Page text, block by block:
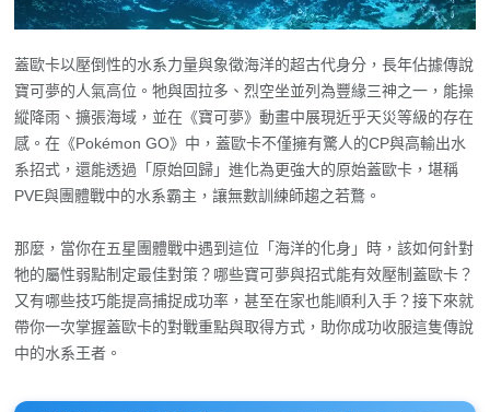
蓋歐卡以壓倒性的水系力量與象徵海洋的超古代身分，長年佔據傳說
寶可夢的人氣高位。牠與固拉多、烈空坐並列為豐緣三神之一，能操
縱降雨、擴張海域，並在《寶可夢》動畫中展現近乎天災等級的存在
感。在《Pokémon GO》中，蓋歐卡不僅擁有驚人的CP與高輸出水
系招式，還能透過「原始回歸」進化為更強大的原始蓋歐卡，堪稱
PVE與團體戰中的水系霸主，讓無數訓練師趨之若鶩。
那麼，當你在五星團體戰中遇到這位「海洋的化身」時，該如何針對
牠的屬性弱點制定最佳對策？哪些寶可夢與招式能有效壓制蓋歐卡？
又有哪些技巧能提高捕捉成功率，甚至在家也能順利入手？接下來就
帶你一次掌握蓋歐卡的對戰重點與取得方式，助你成功收服這隻傳說
中的水系王者。